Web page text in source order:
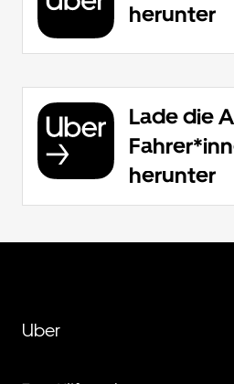
herunter
Lade die
herunter
Uber